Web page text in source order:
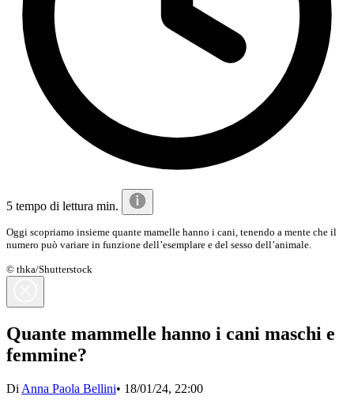
5 tempo di lettura min.
Oggi scopriamo insieme quante mamelle hanno i cani, tenendo a mente che il
numero può variare in funzione dell’esemplare e del sesso dell’animale.
© thka/Shutterstock
Quante mammelle hanno i cani maschi e
femmine?
Di Anna Paola Bellini• 18/01/24, 22:00